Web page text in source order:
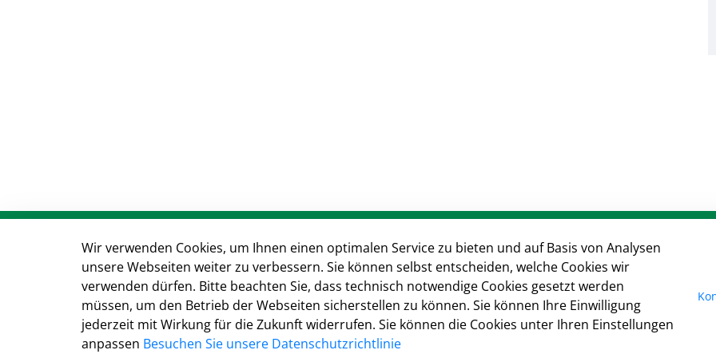
Anschrift & Kontakt
Kreisverwaltung Gütersloh
Herzebrocker Str. 140
33334 Gütersloh
Tel.: 05241 85-0
Mail:kreisverwaltung@kreis-guetersloh.de
Wir verwenden Cookies, um Ihnen einen optimalen Service zu bieten und auf Basis von Analysen
unsere Webseiten weiter zu verbessern. Sie können selbst entscheiden, welche Cookies wir
verwenden dürfen. Bitte beachten Sie, dass technisch notwendige Cookies gesetzt werden
müssen, um den Betrieb der Webseiten sicherstellen zu können. Sie können Ihre Einwilligung
jederzeit mit Wirkung für die Zukunft widerrufen. Sie können die Cookies unter Ihren Einstellungen
anpassen Besuchen Sie unsere Datenschutzrichtlinie